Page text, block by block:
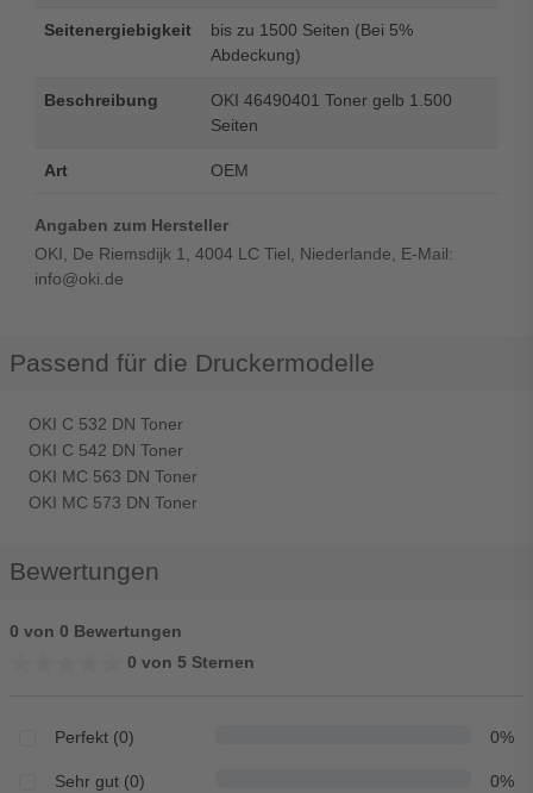
Seitenergiebigkeit
bis zu 1500 Seiten (Bei 5%
Abdeckung)
Beschreibung
OKI 46490401 Toner gelb 1.500
Seiten
Art OEM
Angaben zum Hersteller
OKI, De Riemsdijk 1, 4004 LC Tiel, Niederlande, E-Mail:
info@oki.de
Passend für die Druckermodelle
OKI C 532 DN Toner
OKI C 542 DN Toner
OKI MC 563 DN Toner
OKI MC 573 DN Toner
Bewertungen
0 von 0 Bewertungen
0 von 5 Sternen
Perfekt (0) 0%
Sehr gut (0) 0%